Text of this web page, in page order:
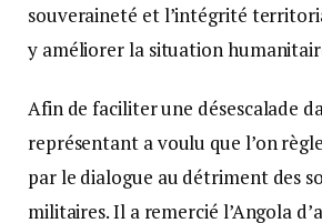
souveraineté et l’intégrité
y améliorer la situation
Afin de faciliter une désescalade
représentant a voulu que l’on
par le dialogue au détriment des
militaires. Il a remercié l’Angola